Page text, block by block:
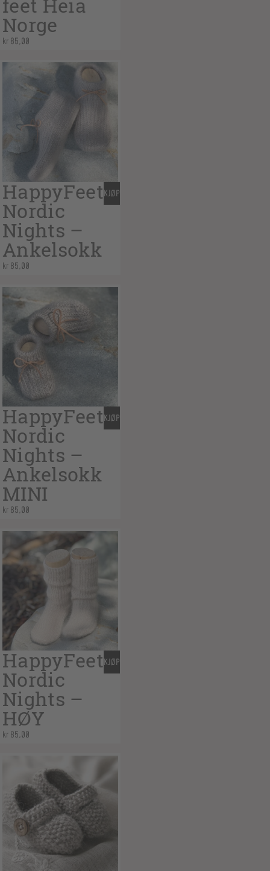
feet Heia
Norge
kr 85,00
HappyFeet
Nordic
Nights –
Ankelsokk
kr 85,00
KJØP
HappyFeet
Nordic
Nights –
Ankelsokk
MINI
kr 85,00
KJØP
HappyFeet
Nordic
Nights –
HØY
kr 85,00
KJØP